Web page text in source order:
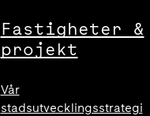
Fastigheter &
projekt
Vår
stadsutvecklingsstrategi